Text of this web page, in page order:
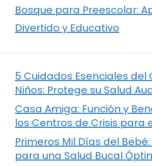
Bosque para Preescolar:
Divertido y Educativo
5 Cuidados Esenciales del
Niños: Protege su Salud
Casa Amiga: Función y
los Centros de Crisis para
Primeros Mil Días del
para una Salud Bucal